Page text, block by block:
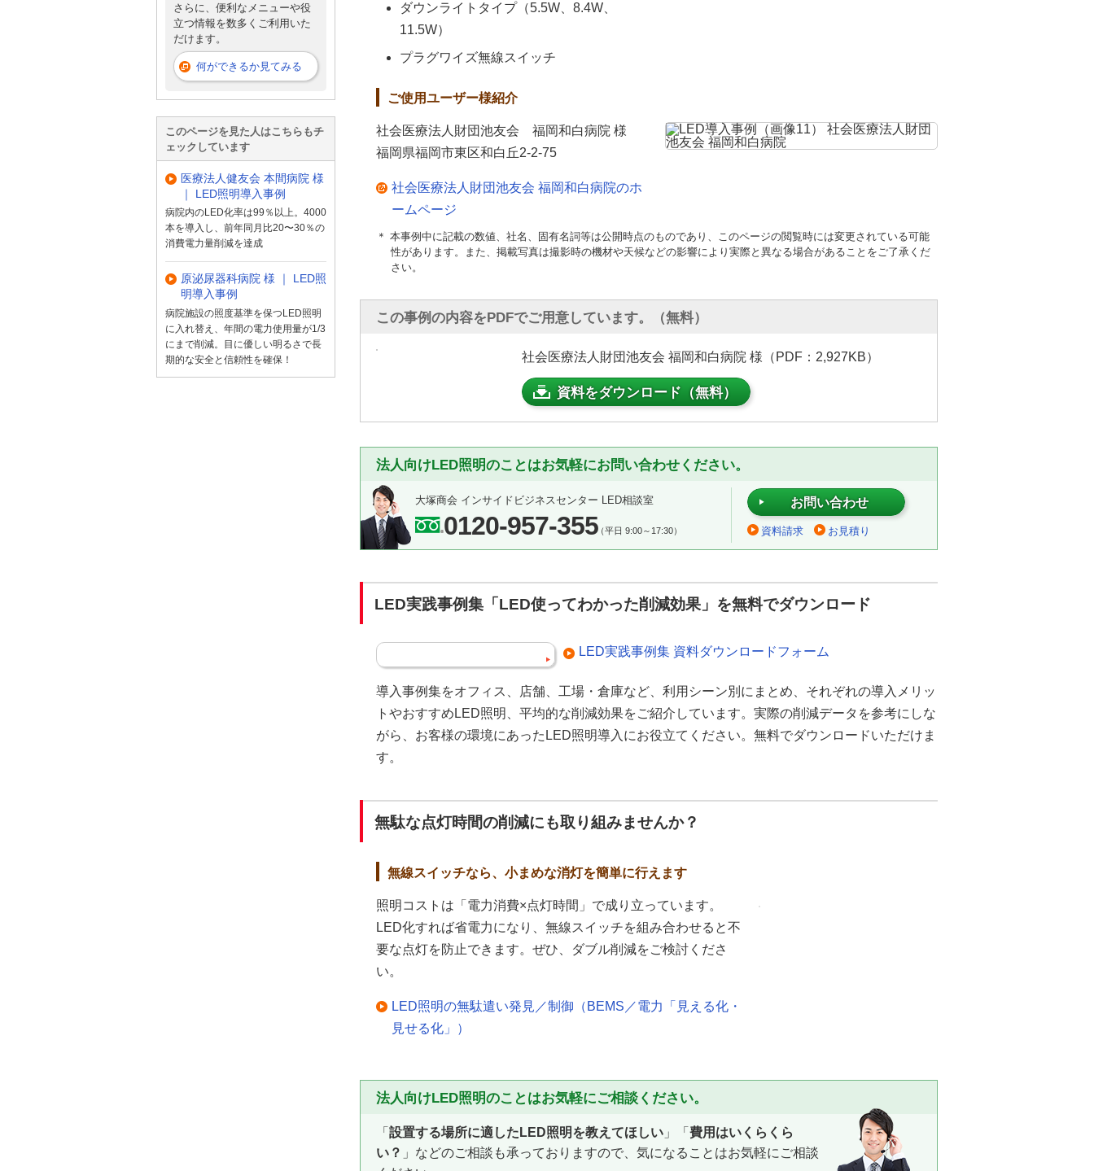
ダウンライトタイプ（5.5W、8.4W、
11.5W）
プラグワイズ無線スイッチ
ご使用ユーザー様紹介
社会医療法人財団池友会 福岡和白病院 様
福岡県福岡市東区和白丘2-2-75
社会医療法人財団池友会 福岡和白病院のホ
ームページ
＊ 本事例中に記載の数値、社名、固有名詞等は公開時点のものであり、このページの閲覧時には変更されている可能
性があります。また、掲載写真は撮影時の機材や天候などの影響により実際と異なる場合があることをご了承くだ
さい。
この事例の内容をPDFでご用意しています。（無料）
社会医療法人財団池友会 福岡和白病院 様（PDF：2,927KB）
資料をダウンロード（無料）
法人向けLED照明のことはお気軽にお問い合わせください。
大塚商会 インサイドビジネスセンター LED相談室
0120-957-355（平日 9:00～17:30）
お問い合わせ
資料請求 お見積り
LED実践事例集「LED使ってわかった削減効果」を無料でダウンロード
LED実践事例集 資料ダウンロードフォーム
導入事例集をオフィス、店舗、工場・倉庫など、利用シーン別にまとめ、それぞれの導入メリッ
トやおすすめLED照明、平均的な削減効果をご紹介しています。実際の削減データを参考にしな
がら、お客様の環境にあったLED照明導入にお役立てください。無料でダウンロードいただけま
す。
無駄な点灯時間の削減にも取り組みませんか？
無線スイッチなら、小まめな消灯を簡単に行えます
照明コストは「電力消費×点灯時間」で成り立っています。
LED化すれば省電力になり、無線スイッチを組み合わせると不
要な点灯を防止できます。ぜひ、ダブル削減をご検討くださ
い。
LED照明の無駄遣い発見／制御（BEMS／電力「見える化・
見せる化」）
法人向けLED照明のことはお気軽にご相談ください。
「 設置する場所に適したLED照明を教えてほしい 」「 費用はいくらくら
い？ 」などのご相談も承っておりますので、気になることはお気軽にご相談
さらに、便利なメニューや役
立つ情報を数多くご利用いた
だけます。
何ができるか見てみる
このページを見た人はこちらもチ
ェックしています
医療法人健友会 本間病院 様
｜ LED照明導入事例
病院内のLED化率は99％以上。4000
本を導入し、前年同月比20〜30％の
消費電力量削減を達成
原泌尿器科病院 様 ｜ LED照
明導入事例
病院施設の照度基準を保つLED照明
に入れ替え、年間の電力使用量が1/3
にまで削減。目に優しい明るさで長
期的な安全と信頼性を確保！